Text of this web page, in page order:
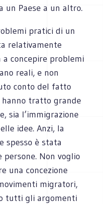
un Paese a un altro.
pratici di un
relativamente
concepire problemi
reali, e non
conto del fatto
tratto grande
sia l’immigrazione
idee. Anzi, la
spesso è stata
Non voglio
una concezione
migratori,
tutti gli argomenti